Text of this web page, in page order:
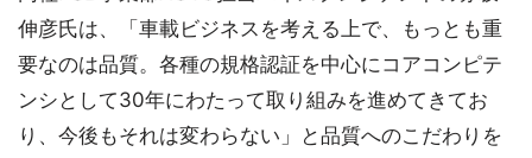
伸彦氏は、「車載ビジネスを考える上で、もっとも重
要なのは品質。各種の規格認証を中心にコアコンピテ
ンシとして30年にわたって取り組みを進めてきてお
り、今後もそれは変わらない」と品質へのこだわりを